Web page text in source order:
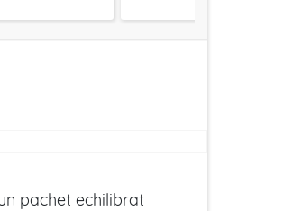
pachet echilibrat